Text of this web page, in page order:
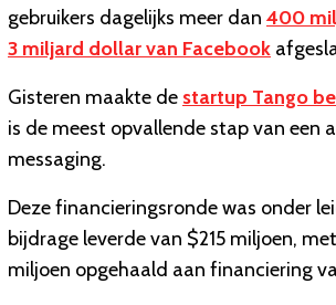
gebruikers dagelijks meer dan 400
3 miljard dollar van Facebook
Gisteren maakte de startup Tango
is de meest opvallende stap van
messaging.
Deze financieringsronde was onder
bijdrage leverde van $215 miljoen,
miljoen opgehaald aan financiering